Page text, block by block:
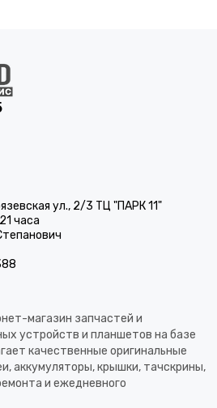
ул., 2/3 ТЦ "ПАРК 11"
часа
магазин запчастей и
устройств и планшетов на базе
качественные оригинальные
аккумуляторы, крышки, тачскрины,
и ежедневного